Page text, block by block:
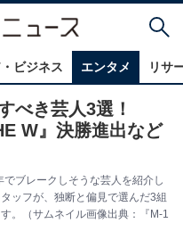
ビジネス エンタメ リサ
べき芸人3選！
W』決勝進出など
ブレークしそうな芸人を紹介し
ッフが、独断と偏見で選んだ3組
。（サムネイル画像出典：『M-1